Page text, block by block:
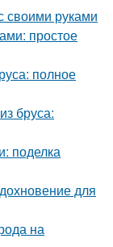
своими руками
простое
полное
бруса:
поделка
для
на